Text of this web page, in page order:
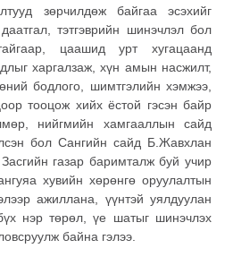
зөрчилдөж байгаа эсэхийг
тэтгэврийн шинэчлэл бол
цаашид урт хугацаанд
харгалзаж, хүн амын насжилт,
бодлого, шимтгэлийн хэмжээ,
тооцож хийх ёстой гэсэн байр
нийгмийн хамгааллын сайд
бол Сангийн сайд Б.Жавхлан
газар баримталж буй учир
хувийн хөрөнгө оруулалтын
ажиллана, үүнтэй уялдуулан
нэр төрөл, үе шатыг шинэчлэх
байна гэлээ.